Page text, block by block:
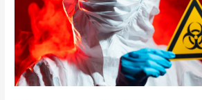
Biossegurança
qual
a
sua